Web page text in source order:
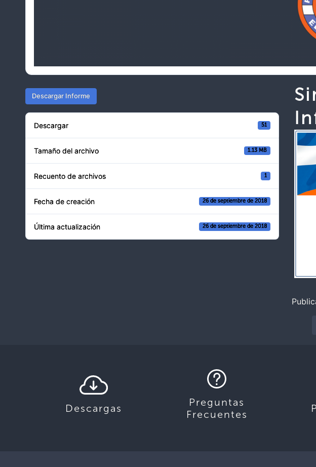
Descargar Informe
Descargar 51
Tamaño del archivo 1.13 MB
Recuento de archivos 1
Fecha de creación 26 de septiembre de 2018
Última actualización 26 de septiembre de 2018
Descargas
Preguntas
Frecuentes